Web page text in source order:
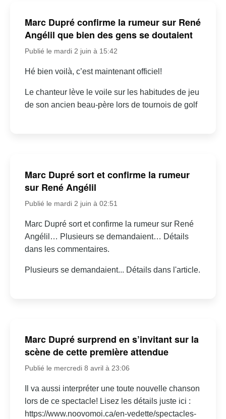
Marc Dupré confirme la rumeur sur René
Angélil que bien des gens se doutaient
Publié le mardi 2 juin à 15:42
Hé bien voilà, c’est maintenant officiel!
Le chanteur lève le voile sur les habitudes de jeu
de son ancien beau-père lors de tournois de golf
Marc Dupré sort et confirme la rumeur
sur René Angélil
Publié le mardi 2 juin à 02:51
Marc Dupré sort et confirme la rumeur sur René
Angélil… Plusieurs se demandaient… Détails
dans les commentaires.
Plusieurs se demandaient... Détails dans l'article.
Marc Dupré surprend en s’invitant sur la
scène de cette première attendue
Publié le mercredi 8 avril à 23:06
Il va aussi interpréter une toute nouvelle chanson
lors de ce spectacle! Lisez les détails juste ici :
https://www.noovomoi.ca/en-vedette/spectacles-